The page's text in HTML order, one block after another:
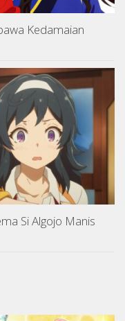
Kedamaian
Si Algojo Manis